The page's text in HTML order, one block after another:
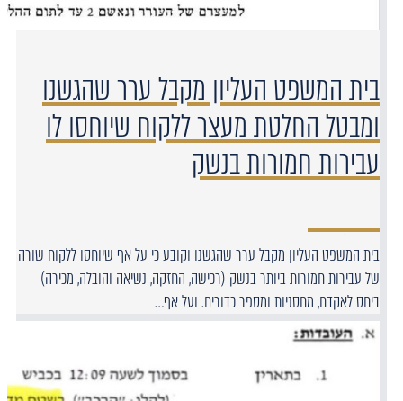
בית המשפט העליון מקבל ערר שהגשנו
ומבטל החלטת מעצר ללקוח שיוחסו לו
עבירות חמורות בנשק
בית המשפט העליון מקבל ערר שהגשנו וקובע כי על אף שיוחסו ללקוח שורה
של עבירות חמורות ביותר בנשק (רכישה, החזקה, נשיאה והובלה, מכירה)
ביחס לאקדח, מחסניות ומספר כדורים. ועל אף…